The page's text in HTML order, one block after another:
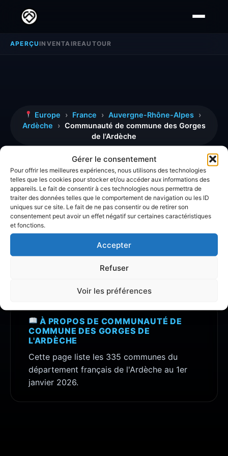
Gérer le consentement
Pour offrir les meilleures expériences, nous utilisons des technologies
telles que les cookies pour stocker et/ou accéder aux informations des
appareils. Le fait de consentir à ces technologies nous permettra de
traiter des données telles que le comportement de navigation ou les ID
uniques sur ce site. Le fait de ne pas consentir ou de retirer son
consentement peut avoir un effet négatif sur certaines caractéristiques
et fonctions.
Accepter
Refuser
Voir les préférences
APERÇUINVENTAIREAUTOUR
Europe › France › Auvergne-Rhône-Alpes ›
Ardèche
› Communauté de commune des Gorges
de l'Ardèche
Communauté de
commune des Gorges de
l'Ardèche
Découvrez toutes les informations, avis et
analyses détaillées concernant la zone
Communauté de commune des Gorges de
À PROPOS DE COMMUNAUTÉ DE
COMMUNE DES GORGES DE
L'ARDÈCHE
Cette page liste les 335 communes du
département français de l'Ardèche au 1er
janvier 2026.